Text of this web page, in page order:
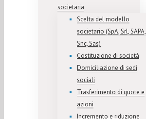
societaria
Scelta del modello
societario (SpA, Srl, SAPA,
Snc, Sas)
Costituzione di società
Domiciliazione di sedi
sociali
Trasferimento di quote e
azioni
Incremento e riduzione